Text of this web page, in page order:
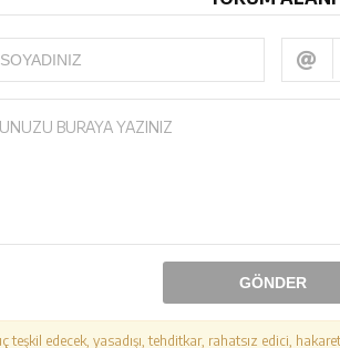
GÖNDER
teşkil edecek, yasadışı, tehditkar, rahatsız edici,